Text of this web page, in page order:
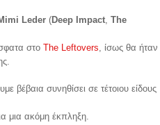
Leder (Deep Impact The
στο The Leftovers , ίσως θα ήταν
βέβαια συνηθίσει σε τέτοιου είδους
μια ακόμη έκπληξη.